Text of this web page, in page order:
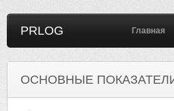
PRLOG Главная
ОСНОВНЫЕ